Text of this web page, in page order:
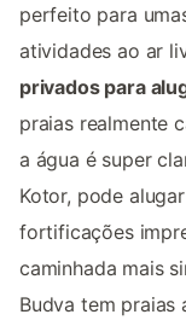
perfeito para
atividades ao ar
privados para
praias realmente
a água é super
Kotor, pode
fortificações
caminhada mais
Budva tem praias